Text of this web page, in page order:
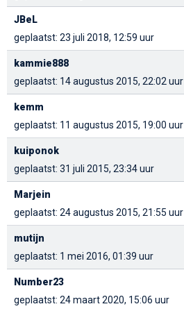
JBeL
geplaatst: 23 juli 2018, 12:59 uur
kammie888
geplaatst: 14 augustus 2015, 22:02 uur
kemm
geplaatst: 11 augustus 2015, 19:00 uur
kuiponok
geplaatst: 31 juli 2015, 23:34 uur
Marjein
geplaatst: 24 augustus 2015, 21:55 uur
mutijn
geplaatst: 1 mei 2016, 01:39 uur
Number23
geplaatst: 24 maart 2020, 15:06 uur